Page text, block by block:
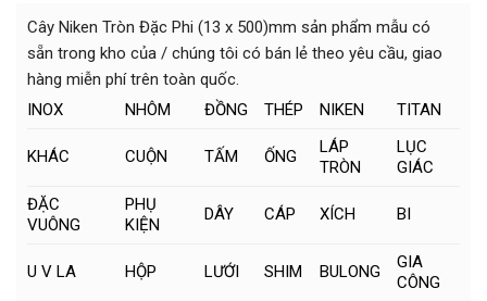
Cây Niken Tròn Đặc Phi (13 x 500)mm sản phẩm mẫu có
sẵn trong kho của / chúng tôi có bán lẻ theo yêu cầu, giao
hàng miễn phí trên toàn quốc.
INOX
NHÔM ĐỒNG THÉP NIKEN TITAN
KHÁC CUỘN TẤM ỐNG
LÁP
TRÒN
LỤC
GIÁC
ĐẶC
VUÔNG
PHỤ
KIỆN
DÂY CÁP XÍCH BI
U V LA HỘP LƯỚI SHIM BULONG
GIA
CÔNG